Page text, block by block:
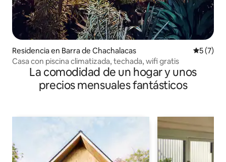
Residencia en Barra de Chachalacas
5 (7)
Casa con piscina climatizada, techada, wifi gratis
La comodidad de un hogar y unos
precios mensuales fantásticos